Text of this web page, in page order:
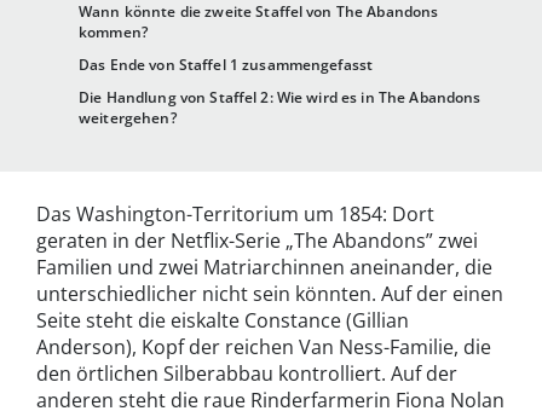
Wann könnte die zweite Staffel von The Abandons
kommen?
Das Ende von Staffel 1 zusammengefasst
Die Handlung von Staffel 2: Wie wird es in The Abandons
weitergehen?
Das Washington-Territorium um 1854: Dort
geraten in der Netflix-Serie „The Abandons” zwei
Familien und zwei Matriarchinnen aneinander, die
unterschiedlicher nicht sein könnten. Auf der einen
Seite steht die eiskalte Constance (Gillian
Anderson), Kopf der reichen Van Ness-Familie, die
den örtlichen Silberabbau kontrolliert. Auf der
anderen steht die raue Rinderfarmerin Fiona Nolan